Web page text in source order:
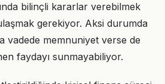
bilinçli kararlar verebilmek
gerekiyor. Aksi durumda
vadede memnuniyet verse de
faydayı sunmayabiliyor.